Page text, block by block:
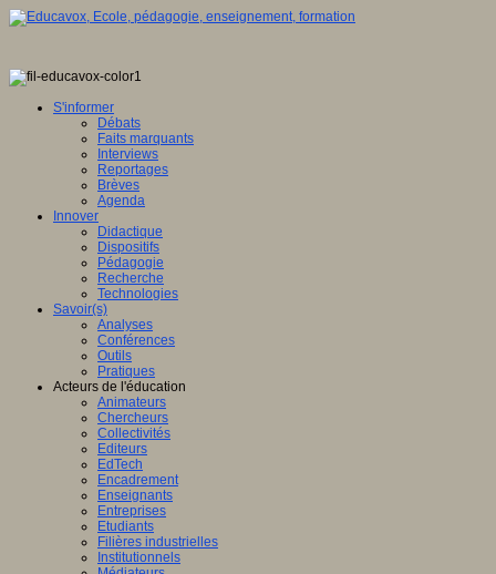
S'informer
Débats
Faits marquants
Interviews
Reportages
Brèves
Agenda
Innover
Didactique
Dispositifs
Pédagogie
Recherche
Technologies
Savoir(s)
Analyses
Conférences
Outils
Pratiques
Acteurs de l'éducation
Animateurs
Chercheurs
Collectivités
Editeurs
EdTech
Encadrement
Enseignants
Entreprises
Etudiants
Filières industrielles
Institutionnels